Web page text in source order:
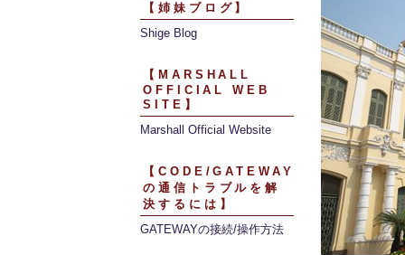
【姉妹ブログ】
Shige Blog
【MARSHALL
OFFICIAL WEB
SITE】
Marshall Official Website
【CODE/GATEWAY
の通信トラブルを解
決するには】
GATEWAYの接続/操作方法